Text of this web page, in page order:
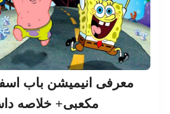
معرفی انیمیشن باب
مکعبی+ خلاصه داستان